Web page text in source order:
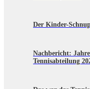
Der Kinder-
Nachbericht:
Tennisabteilung